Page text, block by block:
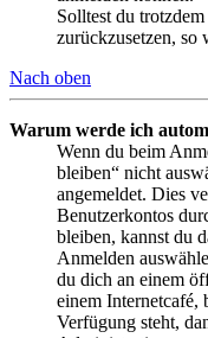
Solltest du
zurückzusetzen, so
Nach oben
Warum werde ich
Wenn du beim
bleiben“ nicht
angemeldet. Dies
Benutzerkontos
bleiben, kannst du
Anmelden
du dich an einem
einem Internetcafé,
Verfügung steht,